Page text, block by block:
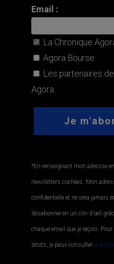
Email :
La Chronique
Agora Bourse
Les partenaires
Agora
*En renseignant mon adresse
newsletters cochées. Mon
confidentielle et ne sera jamais
désabonner en un clin d'œil
chaque email que je reçois.
droits, je peux consulter la